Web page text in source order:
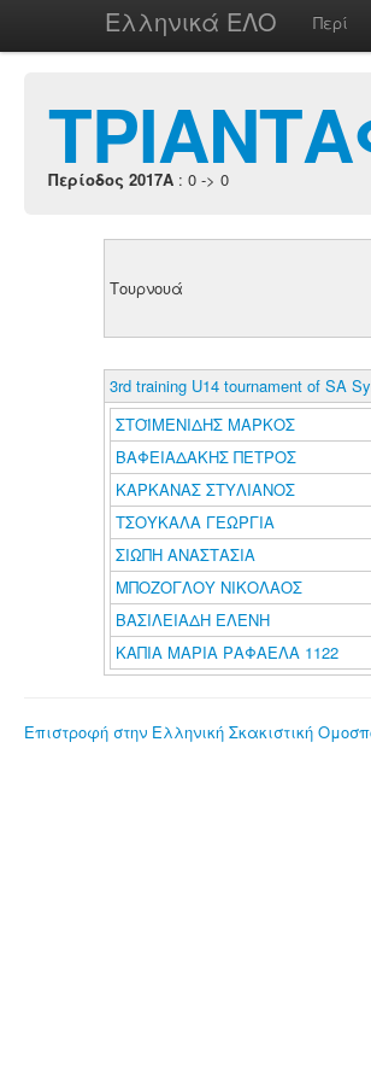
Ελληνικά ΕΛΟ Περί
Περίοδος 2017A : 0 -> 0
Τουρνουά
3rd training U14 tournament of SA
ΣΤΟΪΜΕΝΙΔΗΣ ΜΑΡΚΟΣ
ΒΑΦΕΙΑΔΑΚΗΣ ΠΕΤΡΟΣ
ΚΑΡΚΑΝΑΣ ΣΤΥΛΙΑΝΟΣ
ΤΣΟΥΚΑΛΑ ΓΕΩΡΓΙΑ
ΣΙΩΠΗ ΑΝΑΣΤΑΣΙΑ
ΜΠΟΖΟΓΛΟΥ ΝΙΚΟΛΑΟΣ
ΒΑΣΙΛΕΙΑΔΗ ΕΛΕΝΗ
ΚΑΠΙΑ ΜΑΡΙΑ ΡΑΦΑΕΛΑ 1122
Επιστροφή στην Ελληνική Σκακιστική